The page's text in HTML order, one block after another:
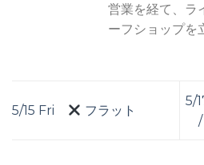
営業を経て、ラ
ーフショップを
5/15 Fri フラット
5/